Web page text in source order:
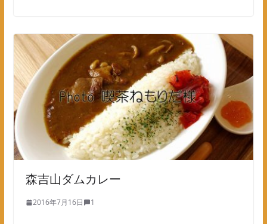
森吉山ダムカレー
2016年7月16日 1